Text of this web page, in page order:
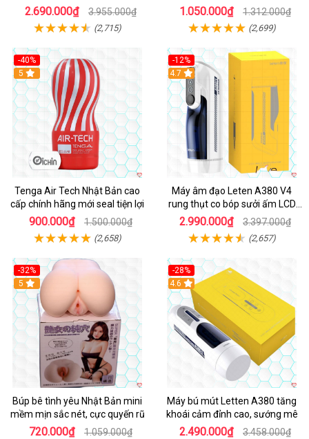
Cao Cấp
2.690.000₫ 3.955.000₫
(2,715)
1.050.000₫ 1.312.000₫
(2,699)
-40%
Hot
5
Tenga Air Tech Nhật Bản cao
cấp chính hãng mới seal tiện lợi
900.000₫ 1.500.000₫
(2,658)
-12%
Hot
4.7
Máy âm đạo Leten A380 V4
rung thụt co bóp sưởi ấm LCD
đẹp
2.990.000₫ 3.397.000₫
(2,657)
-32%
Hot
5
Búp bê tình yêu Nhật Bản mini
mềm mịn sắc nét, cực quyến rũ
720.000₫ 1.059.000₫
-28%
Hot
4.6
Máy bú mút Letten A380 tăng
khoái cảm đỉnh cao, sướng mê
2.490.000₫ 3.458.000₫